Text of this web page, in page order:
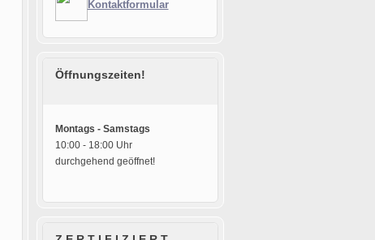
Kontaktformular
Öffnungszeiten!
Montags - Samstags
10:00 - 18:00 Uhr
durchgehend geöffnet!